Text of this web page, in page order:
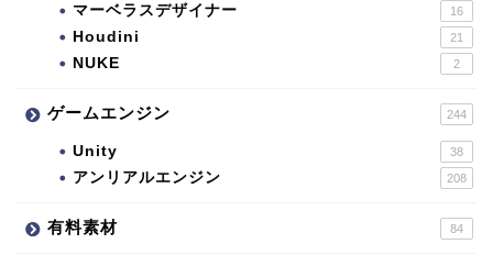
マーベラスデザイナー 16
Houdini 21
NUKE 2
ゲームエンジン 244
Unity 38
アンリアルエンジン 208
有料素材 84